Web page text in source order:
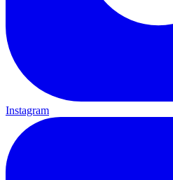
Instagram